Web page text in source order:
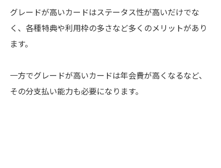
グレードが高いカードはステータス性が高いだけでな
く、各種特典や利用枠の多さなど多くのメリットがあり
ます。
一方でグレードが高いカードは年会費が高くなるなど、
その分支払い能力も必要になります。